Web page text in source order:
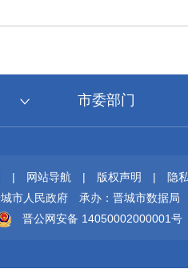
市委部门
| 网站导航 | 版权声明 |
隐
市人民政府
承办：晋城市数据局
晋公网安备 14050002000001号